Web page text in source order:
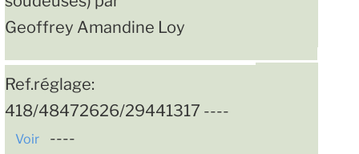
Geoffrey Amandine Loy
Ref.réglage:
418/48472626/29441317 ----
Voir ----